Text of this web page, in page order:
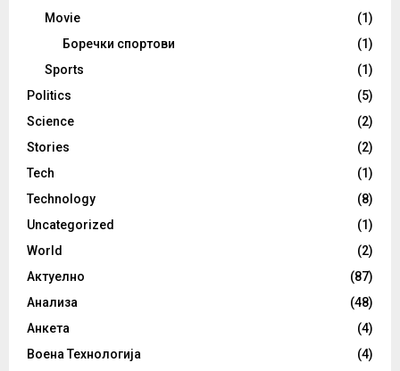
Movie
(1)
Боречки спортови
(1)
Sports
(1)
Politics
(5)
Science
(2)
Stories
(2)
Tech
(1)
Technology
(8)
Uncategorized
(1)
World
(2)
Актуелно
(87)
Анализа
(48)
Анкета
(4)
Воена Технологија
(4)